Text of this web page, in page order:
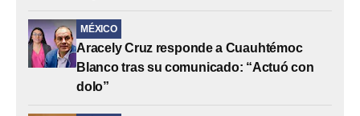
MÉXICO
Aracely Cruz responde a Cuauhtémoc
Blanco tras su comunicado: “Actuó con
dolo”